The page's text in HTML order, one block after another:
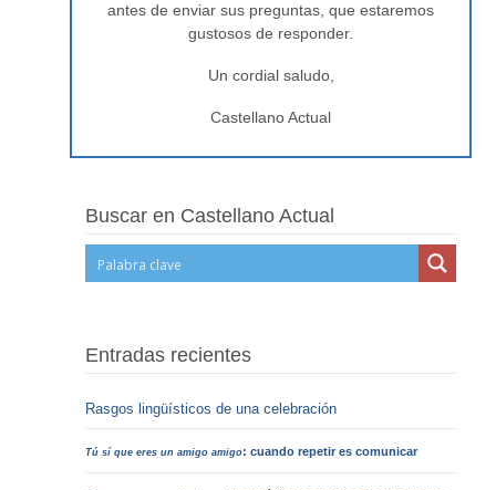
antes de enviar sus preguntas, que estaremos
gustosos de responder.
Un cordial saludo,
Castellano Actual
Buscar en Castellano Actual
Entradas recientes
Rasgos lingüísticos de una celebración
Tú sí que eres un amigo amigo: cuando repetir es comunicar